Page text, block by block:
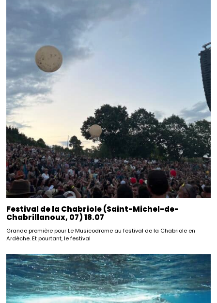
Festival de la Chabriole (Saint-Michel-de-
Chabrillanoux, 07) 18.07
Grande première pour Le Musicodrome au festival de la Chabriole en
Ardèche. Et pourtant, le festival